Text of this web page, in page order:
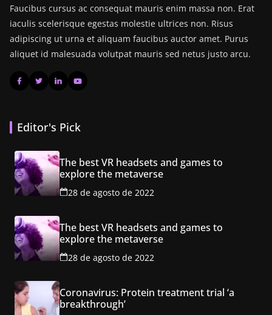
Faucibus cursus ac consequat mauris enim massa non. Erat
iaculis scelerisque egestas molestie ultrices non. Risus
adipiscing ut urna et aliquam faucibus auctor amet. Purus
aliquet id malesuada volutpat mauris sed netus justo arcu.
Editor's Pick
The best VR headsets and games to
explore the metaverse
28 de agosto de 2022
The best VR headsets and games to
explore the metaverse
28 de agosto de 2022
Coronavirus: Protein treatment trial ‘a
breakthrough’